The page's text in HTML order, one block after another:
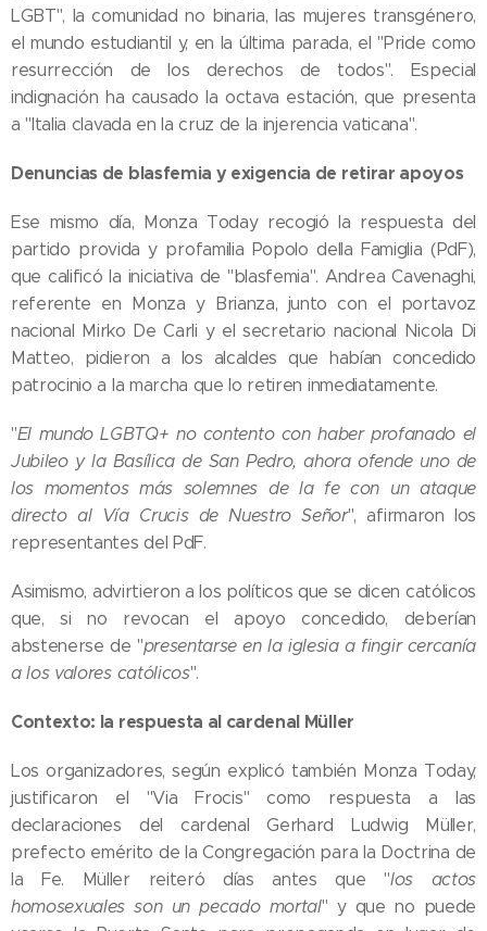
LGBT", la comunidad no binaria, las mujeres transgénero,
el mundo estudiantil y, en la última parada, el "Pride como
resurrección de los derechos de todos". Especial
indignación ha causado la octava estación, que presenta
a "Italia clavada en la cruz de la injerencia vaticana".
Denuncias de blasfemia y exigencia de retirar apoyos
Ese mismo día, Monza Today recogió la respuesta del
partido provida y profamilia Popolo della Famiglia (PdF),
que calificó la iniciativa de "blasfemia". Andrea Cavenaghi,
referente en Monza y Brianza, junto con el portavoz
nacional Mirko De Carli y el secretario nacional Nicola Di
Matteo, pidieron a los alcaldes que habían concedido
patrocinio a la marcha que lo retiren inmediatamente.
"El mundo LGBTQ+ no contento con haber profanado el
Jubileo y la Basílica de San Pedro, ahora ofende uno de
los momentos más solemnes de la fe con un ataque
directo al Vía Crucis de Nuestro Señor", afirmaron los
representantes del PdF.
Asimismo, advirtieron a los políticos que se dicen católicos
que, si no revocan el apoyo concedido, deberían
abstenerse de "presentarse en la iglesia a fingir cercanía
a los valores católicos".
Contexto: la respuesta al cardenal Müller
Los organizadores, según explicó también Monza Today,
justificaron el "Via Frocis" como respuesta a las
declaraciones del cardenal Gerhard Ludwig Müller,
prefecto emérito de la Congregación para la Doctrina de
la Fe. Müller reiteró días antes que "los actos
homosexuales son un pecado mortal" y que no puede